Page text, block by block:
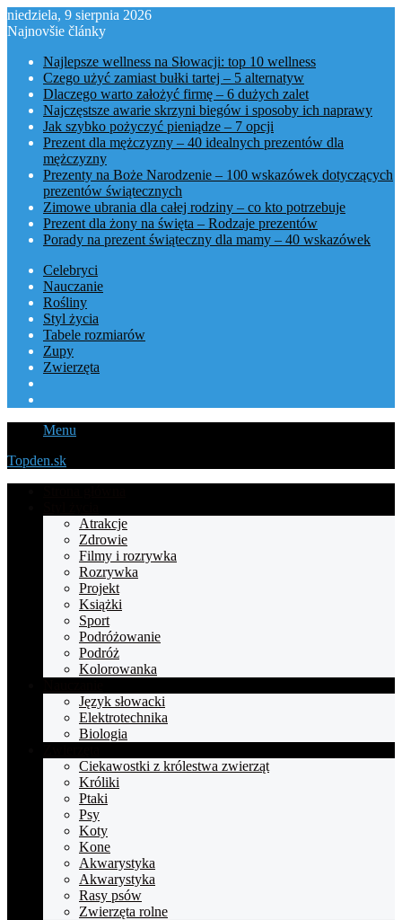
niedziela, 9 sierpnia 2026
Najnovšie články
Najlepsze wellness na Słowacji: top 10 wellness
Czego użyć zamiast bułki tartej – 5 alternatyw
Dlaczego warto założyć firmę – 6 dużych zalet
Najczęstsze awarie skrzyni biegów i sposoby ich naprawy
Jak szybko pożyczyć pieniądze – 7 opcji
Prezent dla mężczyzny – 40 idealnych prezentów dla
mężczyzny
Prezenty na Boże Narodzenie – 100 wskazówek dotyczących
prezentów świątecznych
Zimowe ubrania dla całej rodziny – co kto potrzebuje
Prezent dla żony na święta – Rodzaje prezentów
Porady na prezent świąteczny dla mamy – 40 wskazówek
Celebryci
Nauczanie
Rośliny
Styl życia
Tabele rozmiarów
Zupy
Zwierzęta
Menu
Topden.sk
Atrakcje
Zdrowie
Filmy i rozrywka
Rozrywka
Projekt
Książki
Sport
Podróżowanie
Podróż
Kolorowanka
Język słowacki
Elektrotechnika
Biologia
Ciekawostki z królestwa zwierząt
Króliki
Ptaki
Psy
Koty
Kone
Akwarystyka
Akwarystyka
Rasy psów
Zwierzęta rolne